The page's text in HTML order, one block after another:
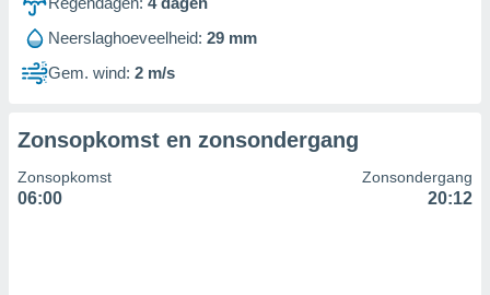
Neerslaghoeveelheid: 29 mm
Gem. wind: 2 m/s
Zonsopkomst en zonsondergang
Zonsopkomst
06:00
Zonsondergang
20:12